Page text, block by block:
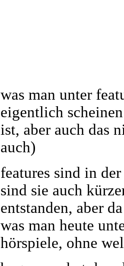
was man unter
eigentlich
ist, aber auch das
auch)
features sind in
sind sie auch
entstanden, aber
was man heute
hörspiele, ohne